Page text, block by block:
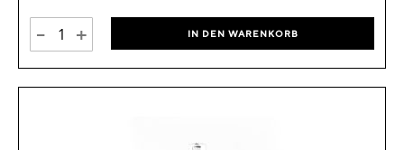
- + IN DEN WARENKORB